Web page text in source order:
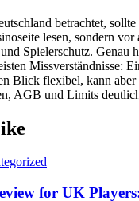
betrachtet,
lesen, sondern
Spielerschutz. Genau
Missverständnisse:
Blick flexibel, kann
AGB und Limits
for UK